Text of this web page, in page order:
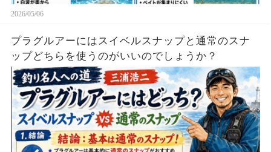
2026/05/06
プラグルアーにはスイベルスナップと通常のスナ
ップどちらを使うのがいいのでしょうか？